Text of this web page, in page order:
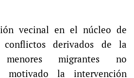
vecinal en el núcleo de
derivados de la
migrantes no
motivado la intervención